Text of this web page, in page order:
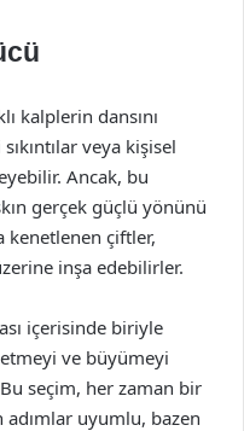
kalplerin dansını
veya kişisel
Ancak, bu
gerçek güçlü yönünü
kenetlenen çiftler,
inşa edebilirler.
içerisinde biriyle
ve büyümeyi
seçim, her zaman bir
uyumlu, bazen